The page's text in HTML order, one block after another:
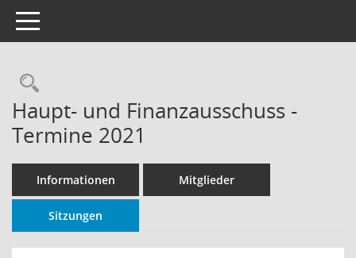
Toggle navigation
Rechercheauswahl
Haupt- und Finanzausschuss -
Termine 2021
Informationen Mitglieder
Sitzungen